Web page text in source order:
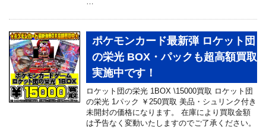
ポケモンカード最新弾 ロケット団
の栄光 BOX・パックも超高額買取
実施中です！
ロケット団の栄光 1BOX \15000買取 ロケット団
の栄光 1パック ￥250買取 美品・シュリンク付き
未開封の価格になります。 在庫により買取金額
は予告なく変動いたしますのでご了承ください。